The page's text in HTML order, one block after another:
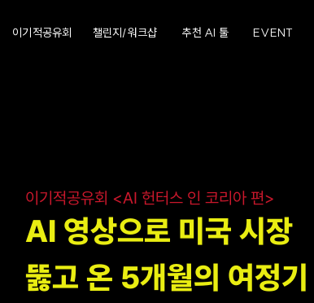
이기적공유회 챌린지/워크샵 추천 AI 툴 EVENT
이기적공유회 <AI 헌터스 인 코리아 편>
AI 영상으로 미국 시장
뚫고 온 5개월의 여정기